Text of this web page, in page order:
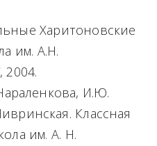
Харитоновские
им. А.Н.
2004.
И.Ю.
Классная
им. А. Н.